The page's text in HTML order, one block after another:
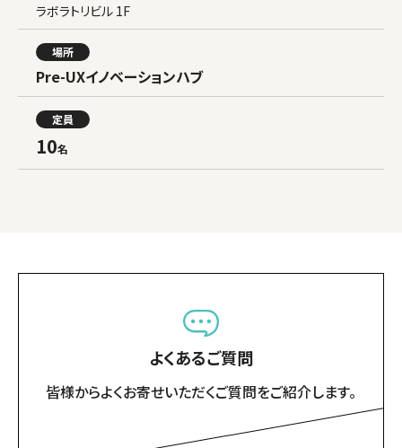
ラボラトリビル 1F
場所
Pre-UXイノベーションハブ
定員
10名
よくあるご質問
皆様からよくお寄せいただくご質問をご紹介します。